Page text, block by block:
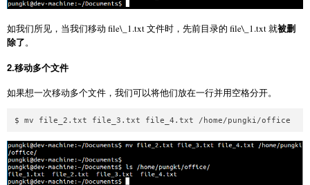
如我们所见，当我们移动 file\_1.txt 文件时，先前目录的 file\_ 1.txt 就被删
除了。
2.移动多个文件
如果想一次移动多个文件，我们可以将他们放在一行并用空格分开。